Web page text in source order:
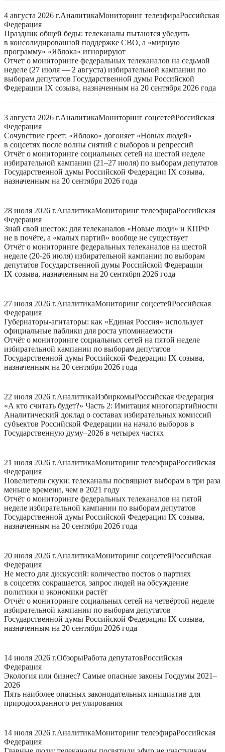
4 августа 2026 г.АналитикаМониторинг телеэфираРоссийская
Федерация
Праздник общей беды: телеканалы пытаются убедить
в консолидированной поддержке СВО, а «мирную
программу» «Яблока» игнорируют
Отчет о мониторинге федеральных телеканалов на седьмой
неделе (27 июля — 2 августа) избирательной кампании по
выборам депутатов Государственной думы Российской
Федерации IX созыва, назначенным на 20 сентября 2026 года
3 августа 2026 г.АналитикаМониторинг соцсетейРоссийская
Федерация
Сочувствие греет: «Яблоко» догоняет «Новых людей»
в соцсетях после волны снятий с выборов и репрессий
Отчёт о мониторинге социальных сетей на шестой неделе
избирательной кампании (21–27 июля) по выборам депутатов
Государственной думы Российской Федерации IX созыва,
назначенным на 20 сентября 2026 года
28 июля 2026 г.АналитикаМониторинг телеэфираРоссийская
Федерация
Знай свой шесток: для телеканалов «Новые люди» и КПРФ
не в почёте, а «малых партий» вообще не существует
Отчёт о мониторинге федеральных телеканалов на шестой
неделе (20-26 июля) избирательной кампании по выборам
депутатов Государственной думы Российской Федерации
IX созыва, назначенным на 20 сентября 2026 года
27 июля 2026 г.АналитикаМониторинг соцсетейРоссийская
Федерация
Губернаторы-агитаторы: как «Единая Россия» использует
официальные паблики для роста упоминаемости
Отчёт о мониторинге социальных сетей на пятой неделе
избирательной кампании по выборам депутатов
Государственной думы Российской Федерации IX созыва,
назначенным на 20 сентября 2026 года
22 июля 2026 г.АналитикаИзбиркомыРоссийская Федерация
«А кто считать будет?» Часть 2: Имитация многопартийности
Аналитический доклад о составах избирательных комиссий
субъектов Российской Федерации на начало выборов в
Государственную думу–2026 в четырех частях
21 июля 2026 г.АналитикаМониторинг телеэфираРоссийская
Федерация
Повелители скуки: телеканалы посвящают выборам в три раза
меньше времени, чем в 2021 году
Отчёт о мониторинге федеральных телеканалов на пятой
неделе избирательной кампании по выборам депутатов
Государственной думы Российской Федерации IX созыва,
назначенным на 20 сентября 2026 года
20 июля 2026 г.АналитикаМониторинг соцсетейРоссийская
Федерация
Не место для дискуссий: количество постов о партиях
в соцсетях сокращается, запрос людей на обсуждение
политики и экономики растёт
Отчёт о мониторинге социальных сетей на четвёртой неделе
избирательной кампании по выборам депутатов
Государственной думы Российской Федерации IX созыва,
назначенным на 20 сентября 2026 года
14 июля 2026 г.ОбзорыРабота депутатовРоссийская
Федерация
Экология или бизнес? Самые опасные законы Госдумы 2021–
2026
Пять наиболее опасных законодательных инициатив для
природоохранного регулирования
14 июля 2026 г.АналитикаМониторинг телеэфираРоссийская
Федерация